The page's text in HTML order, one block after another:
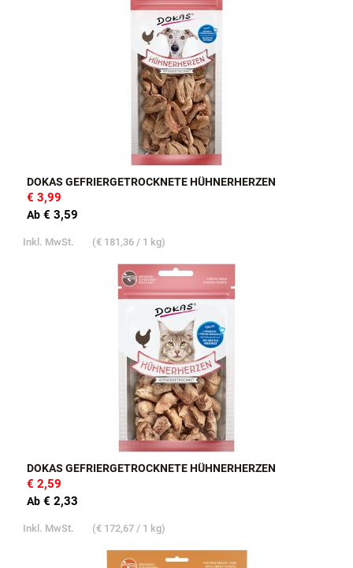
DOKAS GEFRIERGETROCKNETE HÜHNERHERZEN
€ 3,99
Ab € 3,59
Inkl. MwSt. (€ 181,36 / 1 kg)
DOKAS GEFRIERGETROCKNETE HÜHNERHERZEN
€ 2,59
Ab € 2,33
Inkl. MwSt. (€ 172,67 / 1 kg)